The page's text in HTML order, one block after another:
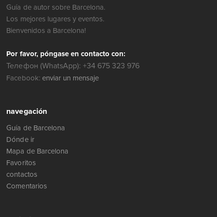
Guía de autor sobre Barcelona.
Los mejores lugares y eventos.
Bienvenidos a Barcelona!
Por favor, póngase en contacto con:
Телефон (WhatsApp): +34 675 323 976
Facebook: enviar un mensaje
navegación
Guía de Barcelona
Dónde ir
Mapa de Barcelona
Favoritos
contactos
Comentarios